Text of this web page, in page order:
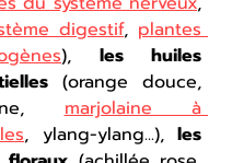
digestif, plantes
), les huiles
(orange douce,
marjolaine à
, ylang-ylang...), les